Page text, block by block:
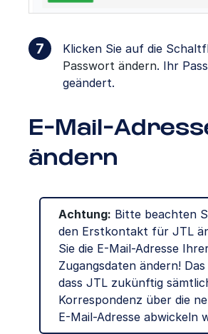
Klicken Sie auf die
Passwort ändern. Ihr
geändert.
E-Mail-
ändern
Achtung: Bitte beachten
den Erstkontakt für JTL
Sie die E-Mail-Adresse
Zugangsdaten ändern!
dass JTL zukünftig
Korrespondenz über die
E-Mail-Adresse abwickeln